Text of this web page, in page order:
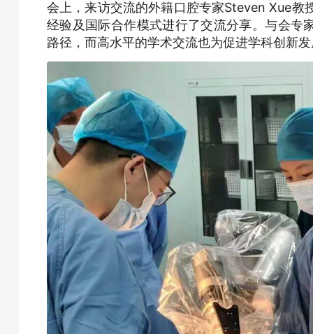
会上，来访交流的外籍口腔专家Steven Xue教
经验及国际合作模式进行了交流分享。与会专
路径，而高水平的学术交流也为促进学科创新